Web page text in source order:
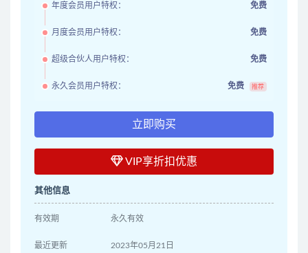
年度会员用户特权： 免费
月度会员用户特权： 免费
超级合伙人用户特权： 免费
永久会员用户特权： 免费 推荐
立即购买
VIP享折扣优惠
其他信息
有效期 永久有效
最近更新 2023年05月21日